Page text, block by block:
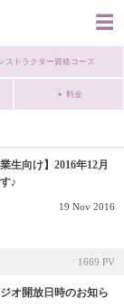
ストラクター資格コース
料金
生向け】2016年12月
♪
19 Nov 2016
1669 PV
オ開放日時のお知ら